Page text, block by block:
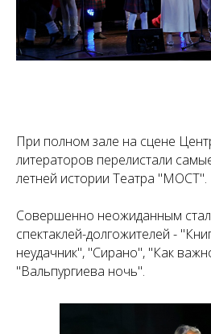
При полном зале на сцене
литераторов перелистали
летней истории Театра "МОСТ".
Совершенно неожиданным
спектаклей-долгожителей -
неудачник", "Сирано", "Как
"Вальпургиева ночь".